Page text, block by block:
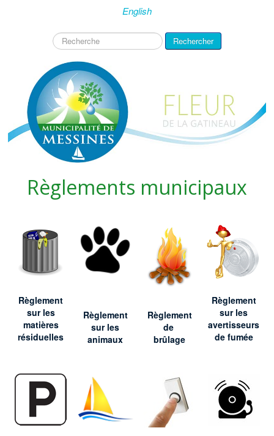
English
Rechercher Rechercher
Règlements municipaux
Règlement
sur les
matières
résiduelles
Règlement
sur les
animaux
Règlement
de
brûlage
Règlement
sur les
avertisseurs
de fumée